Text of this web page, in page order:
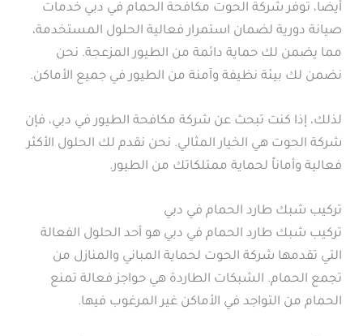
أيضا، توفر شركة الحوت مكافحة الحمام في دبي خدمات
صيانة دورية لضمان استمرار فعالية الحلول المستخدمة،
مما يضمن لك حماية دائمة من الطيور المزعجة. نحن
نضمن لك بيئة نظيفة وآمنة من الطيور في جميع الأماكن.
لذلك، إذا كنت تبحث عن شركة مكافحة الطيور في دبي، فإن
شركة الحوت هي الخيار المثالي. نحن نقدم لك الحلول الأكثر
فعالية وأماناً لحماية ممتلكاتك من الطيور.
تركيب شبك طارد الحمام في دبي
تركيب شبك طارد الحمام في دبي هو أحد الحلول الفعالة
التي تقدمها شركة الحوت لحماية المباني والمنازل من
تجمع الحمام. الشبكات الطاردة هي حواجز فعالة تمنع
الحمام من التواجد في الأماكن غير المرغوب فيها.